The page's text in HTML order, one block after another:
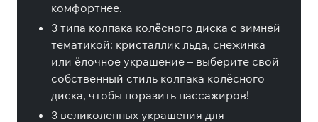
комфортнее.
3 типа колпака колёсного диска с зимней
тематикой: кристаллик льда, снежинка
или ёлочное украшение – выберите свой
собственный стиль колпака колёсного
диска, чтобы поразить пассажиров!
3 великолепных украшения для